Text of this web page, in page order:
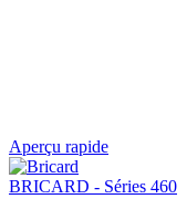
Aperçu rapide
BRICARD - Séries 460